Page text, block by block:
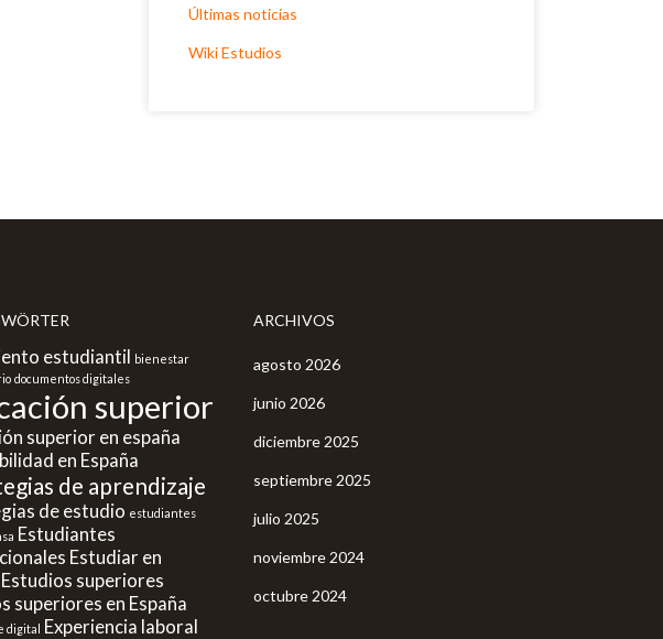
Últimas noticias
Wiki Estudios
estudiantil bienestar
documentos digitales
superior
superior en españa
en España
de aprendizaje
de estudio estudiantes
Estudiantes
Estudiar en
Estudios superiores
superiores en España
digital Experiencia laboral
ARCHIVOS
agosto 2026
junio 2026
diciembre 2025
septiembre 2025
julio 2025
noviembre 2024
octubre 2024